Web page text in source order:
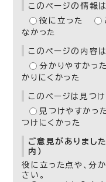
このページの情報
役に立った
なかった
このページの内容
分かりやすかった
かりにくかった
このページは見つけ
見つけやすかった
つけにくかった
ご意見がありまし
内）
役に立った点や、分
さい。